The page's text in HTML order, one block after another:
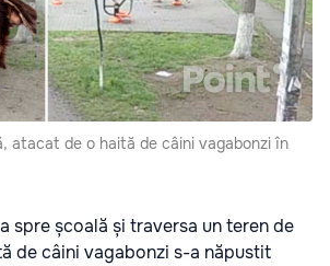
atacat de o haită de câini vagabonzi în
spre școală și traversa un teren de
de câini vagabonzi s-a năpustit